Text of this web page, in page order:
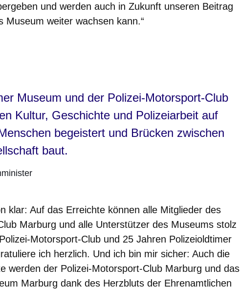
und werden auch in Zukunft unseren Beitrag
Museum weiter wachsen kann.“
Museum und der Polizei-Motorsport-Club
Kultur, Geschichte und Polizeiarbeit auf
begeistert und Brücken zwischen
baut.
klar: Auf das Erreichte können alle Mitglieder des
Marburg und alle Unterstützer des Museums stolz
Motorsport-Club und 25 Jahren Polizeioldtimer
ich herzlich. Und ich bin mir sicher: Auch die
werden der Polizei-Motorsport-Club Marburg und das
Marburg dank des Herzbluts der Ehrenamtlichen